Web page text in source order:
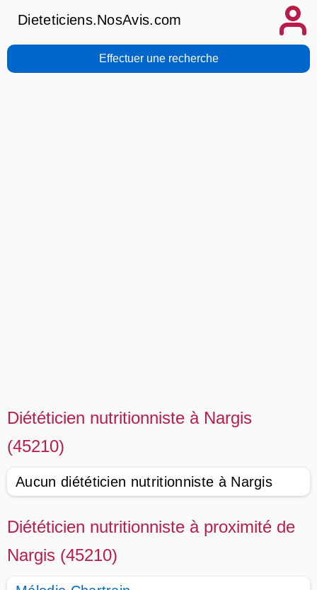
Dieteticiens.NosAvis.com
Effectuer une recherche
Diététicien nutritionniste à Nargis
(45210)
Aucun diététicien nutritionniste à Nargis
Diététicien nutritionniste à proximité de
Nargis (45210)